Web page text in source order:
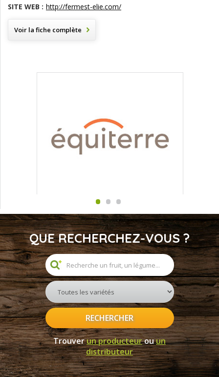
SITE WEB : http://fermest-elie.com/
Voir la fiche complète
QUE RECHERCHEZ-VOUS ?
RECHERCHER
Trouverun producteurouun
distributeur